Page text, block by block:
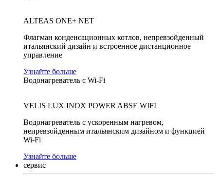
ALTEAS ONE+ NET
Флагман конденсационных котлов, непревзойденный
итальянский дизайн и встроенное дистанционное
управление
Узнайте больше
Водонагреватель с Wi-Fi
VELIS LUX INOX POWER ABSE WIFI
Водонагреватель с ускоренным нагревом,
непревзойденным итальянским дизайном и функцией
Wi-Fi
Узнайте больше
сервис